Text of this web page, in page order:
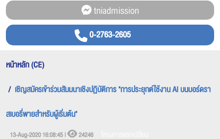
0-2763-2605
หน้าหลัก (CE)
เชิญสมัครเข้าร่วมสัมมนาเชิงปฏิบัติการ "การประยุกต์ใช้งาน AI บนบอร์ดรา
สเบอรี่พายสำหรับผู้เริ่มต้น"
13-Aug-2020 16:08:45 | 24246